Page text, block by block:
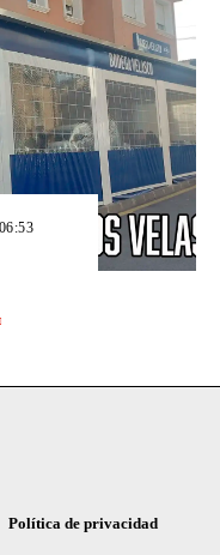
Política de privacidad